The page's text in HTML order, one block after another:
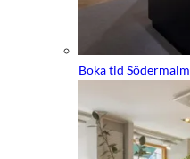
Boka tid Södermalm